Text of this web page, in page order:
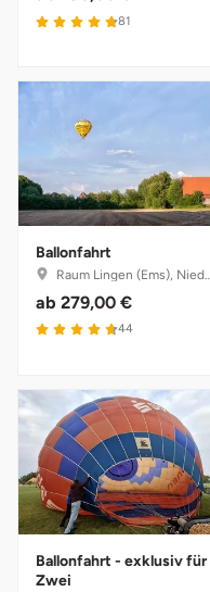
81
Ballonfahrt
Raum Lingen (Ems), Niedersachsen
ab 279,00 €
44
Ballonfahrt - exklusiv für
Zwei
sächsische Schweiz